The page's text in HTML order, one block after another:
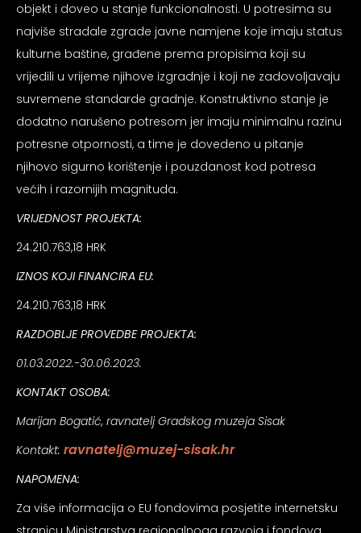
objekt i doveo u stanje funkcionalnosti. U potresima su
najviše stradale zgrade javne namjene koje imaju status
kulturne baštine, građene prema propisima koji su
vrijedili u vrijeme njihove izgradnje i koji ne zadovoljavaju
suvremene standarde gradnje. Konstruktivno stanje je
dodatno narušeno potresom jer imaju minimalnu razinu
potresne otpornosti, a time je dovedeno u pitanje
njihovo sigurno korištenje i pouzdanost kod potresa
većih i razornijih magnituda.
VRIJEDNOST PROJEKTA:
24.210.763,18 HRK
IZNOS KOJI FINANCIRA EU:
24.210.763,18 HRK
RAZDOBLJE PROVEDBE PROJEKTA:
01.03.2022.-30.06.2023.
KONTAKT OSOBA:
Marijan Bogatić, ravnatelj Gradskog muzeja Sisak
Kontakt: ravnatelj@muzej-sisak.hr
NAPOMENA:
Za više informacija o EU fondovima posjetite internetsku